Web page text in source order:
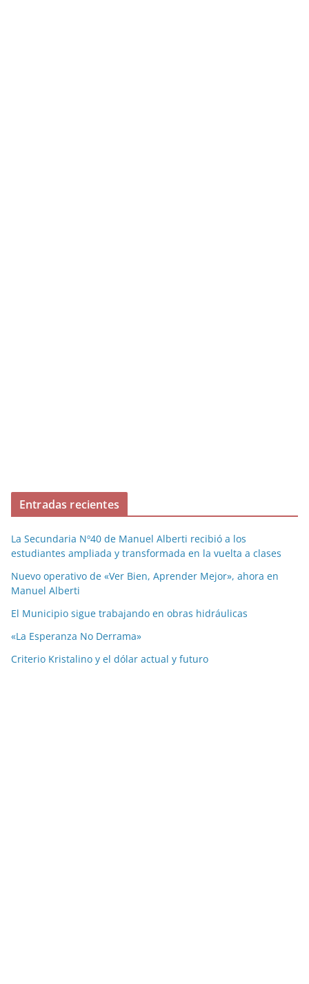
Entradas recientes
La Secundaria Nº40 de Manuel Alberti recibió a los
estudiantes ampliada y transformada en la vuelta a clases
Nuevo operativo de «Ver Bien, Aprender Mejor», ahora en
Manuel Alberti
El Municipio sigue trabajando en obras hidráulicas
«La Esperanza No Derrama»
Criterio Kristalino y el dólar actual y futuro